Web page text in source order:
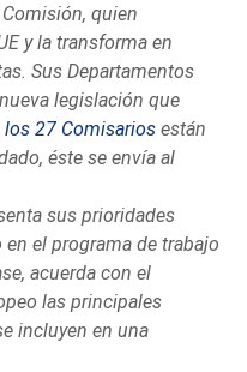
quien
y la transforma en
Sus Departamentos
legislación que
27 Comisarios están
éste se envía al
sus prioridades
el programa de trabajo
acuerda con el
las principales
incluyen en una